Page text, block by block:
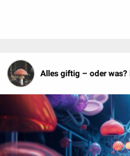
Alles giftig – oder was?